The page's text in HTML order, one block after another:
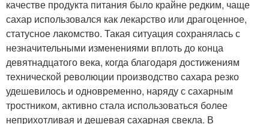
качестве продукта питания было крайне редким, чаще
сахар использовался как лекарство или драгоценное,
статусное лакомство. Такая ситуация сохранялась с
незначительными изменениями вплоть до конца
девятнадцатого века, когда благодаря достижениям
технической революции производство сахара резко
удешевилось и одновременно, наряду с сахарным
тростником, активно стала использоваться более
неприхотливая и дешевая сахарная свекла. В